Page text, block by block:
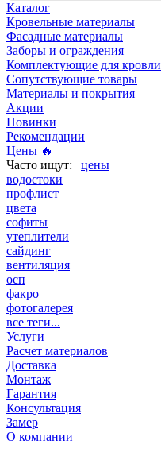
Каталог
Кровельные материалы
Фасадные материалы
Заборы и ограждения
Комплектующие для кровли
Сопутствующие товары
Материалы и покрытия
Акции
Новинки
Рекомендации
Цены 🔥
цены
водостоки
профлист
цвета
софиты
утеплители
сайдинг
вентиляция
осп
факро
фотогалерея
все теги...
Услуги
Расчет материалов
Доставка
Монтаж
Гарантия
Консультация
Замер
О компании